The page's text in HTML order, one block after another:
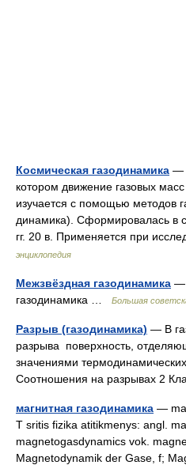
Космическая газодинамика —
котором движение газовых
изучается с помощью методов
динамика). Сформировалась в
гг. 20 в. Применяется при
энциклопедия
Межзвёздная газодинамика —
газодинамика …
Большая
Разрыв (газодинамика) — В
разрыва поверхность,
значениями
Соотношения на разрывах 2
магнитная газодинамика —
T sritis fizika atitikmenys: angl.
magnetogasdynamics vok.
Magnetodynamik der Gase, f;